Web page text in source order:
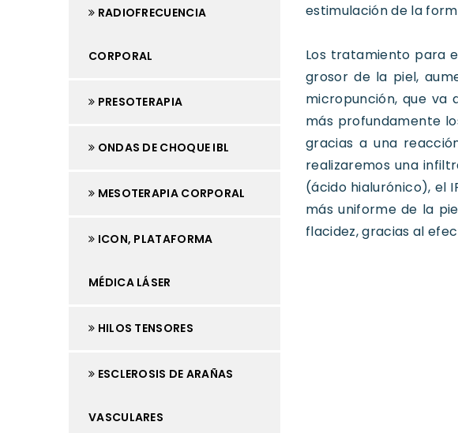
RADIOFRECUENCIA
CORPORAL
PRESOTERAPIA
ONDAS DE CHOQUE IBL
MESOTERAPIA CORPORAL
ICON, PLATAFORMA
MÉDICA LÁSER
HILOS TENSORES
ESCLEROSIS DE ARAÑAS
VASCULARES
estimulación de la
Los tratamiento para
grosor de la piel,
micropunción, que
más profundamente
gracias a una
realizaremos una
(ácido hialurónico), el
más uniforme de la
flacidez, gracias al